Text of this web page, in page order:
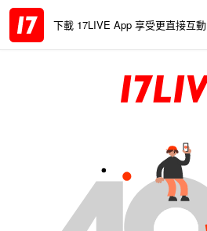
下載 17LIVE App 享受更直接互動